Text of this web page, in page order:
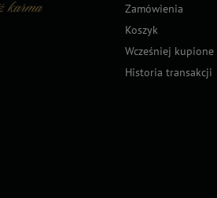
Zamówienia
Koszyk
Wcześniej kupione
Historia transakcji